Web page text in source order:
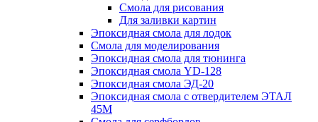
Смола для рисования
Для заливки картин
Эпоксидная смола для лодок
Смола для моделирования
Эпоксидная смола для тюнинга
Эпоксидная смола YD-128
Эпоксидная смола ЭД-20
Эпоксидная смола с отвердителем ЭТАЛ
45М